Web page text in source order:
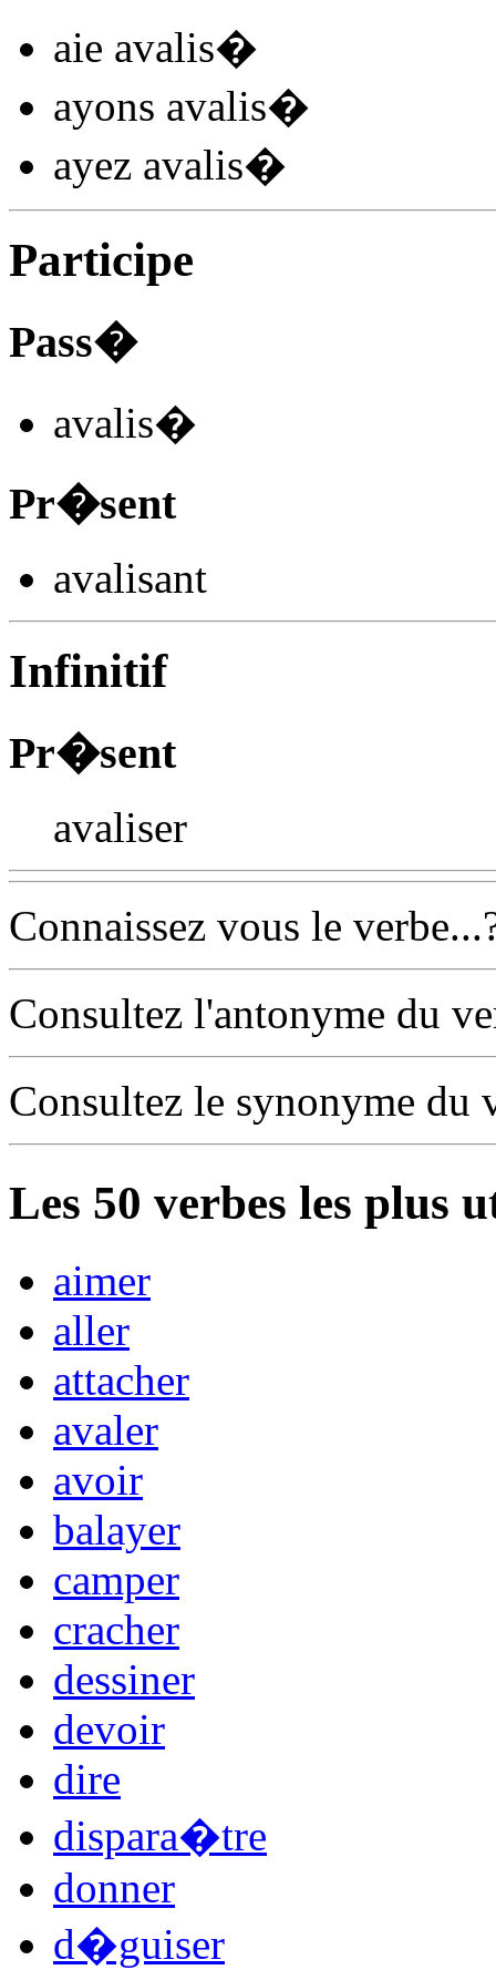
aie avalis�
ayons avalis�
ayez avalis�
Participe
Pass�
avalis�
Pr�sent
avalisant
Infinitif
Pr�sent
avaliser
Connaissez vous le
Consultez l'antonyme du
Consultez le synonyme du
Les 50 verbes les plus
aimer
aller
attacher
avaler
avoir
balayer
camper
cracher
dessiner
devoir
dire
dispara�tre
donner
d�guiser